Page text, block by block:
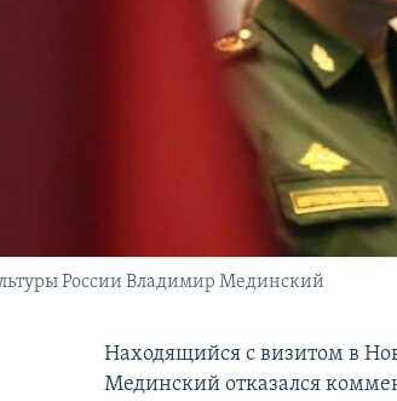
России Владимир Мединский
Находящийся с визитом в
Мединский отказался